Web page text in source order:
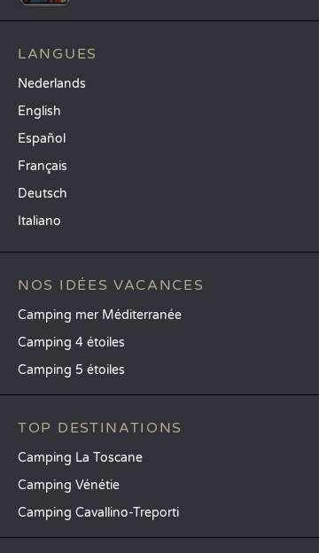
LANGUES
Nederlands
English
Español
Français
Deutsch
Italiano
NOS IDÉES VACANCES
Camping mer Méditerranée
Camping 4 étoiles
Camping 5 étoiles
TOP DESTINATIONS
Camping La Toscane
Camping Vénétie
Camping Cavallino-Treporti